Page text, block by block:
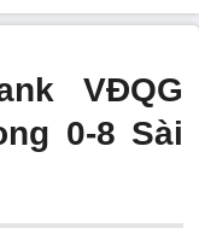
VĐQG
0-8 Sài